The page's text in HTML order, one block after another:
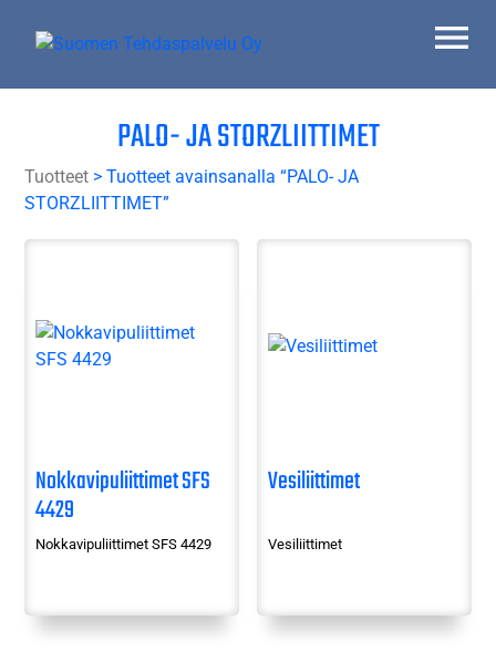
PALO- JA STORZLIITTIMET
Tuotteet > Tuotteet avainsanalla “PALO- JA
STORZLIITTIMET”
Nokkavipuliittimet SFS
4429
Nokkavipuliittimet SFS 4429
Vesiliittimet
Vesiliittimet